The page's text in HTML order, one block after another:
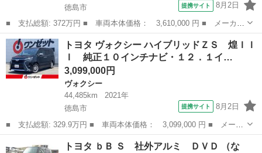
徳島市
提携サイト 8月2日
■ 支払総額: 372万円 ■ 車両本体価格： 3,610,000 円 ■ メーカー
名： トヨタ ■ 車種名： ダイナトラック ■ グレード名： ４
０００ｃｃ ２ｔ ２トン 平ボディ 垂直パワーゲート ４ＷＤ
ＥＴＣ 走...
徳島 徳島市 その他
トヨタ ヴォクシー ハイブリッドＺＳ 煌ＩＩ
Ｉ 純正１０インチナビ・１２．１イ…
3,099,000円
ヴォクシー
44,485km
2021年
徳島市
提携サイト 8月2日
■ 支払総額: 329.9万円 ■ 車両本体価格： 3,099,000 円 ■ メーカ
ー名： トヨタ ■ 車種名： ヴォクシー ■ グレード名： ハイブ
リッドＺＳ 煌ＩＩＩ 純正１０インチナビ・１２．１インチフリッ
ヴォクシー
トヨタ ｂＢ Ｓ 社外アルミ ＤＶＤ （な